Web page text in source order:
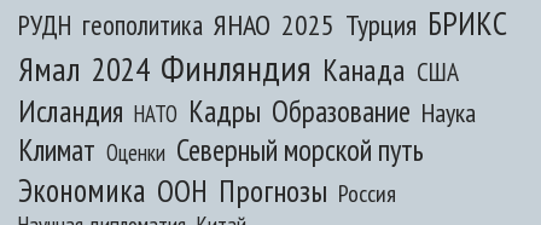
РУДН геополитика ЯНАО 2025 Турция БРИКС
Ямал 2024 Финляндия Канада США
Исландия НАТО Кадры Образование Наука
Климат Оценки Северный морской путь
Экономика ООН Прогнозы Россия